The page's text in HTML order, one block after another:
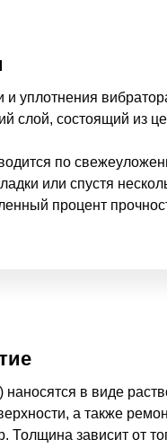
и уплотнения
слой, состоящий из
по
или спустя
процент
в виде
а также
Толщина зависит от